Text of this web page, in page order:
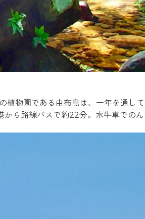
物園である由布島は、一年を通し
ら路線バスで約22分。水牛車での